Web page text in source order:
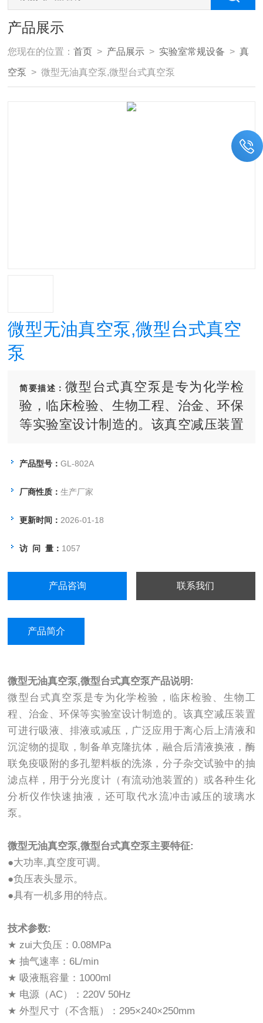
产品展示
您现在的位置：首页 > 产品展示 > 实验室常规设备 >真
空泵 > 微型无油真空泵,微型台式真空泵
微型无油真空泵,微型台式真空
泵
简要描述： 微型台式真空泵是专为化学检
验，临床检验、生物工程、治金、环保
等实验室设计制造的。该真空减压装置
离心后上清液和沉淀物的提取，制备单
吸附的多孔塑料板的洗涤，分子杂交试
验中的抽滤点样，用于分光度计(有流动
液，还可取代水流冲击减压的玻璃水
泵。
产品型号：GL-802A
厂商性质：生产厂家
更新时间： 2026-01-18
访 问 量： 1057
产品咨询 联系我们
产品简介
微型无油真空泵,微型台式真空泵产品说明:
微型台式真空泵是专为化学检验，临床检验、生物工
程、治金、环保等实验室设计制造的。该真空减压装置
可进行吸液、排液或减压，广泛应用于离心后上清液和
沉淀物的提取，制备单克隆抗体，融合后清液换液，酶
联免疫吸附的多孔塑料板的洗涤，分子杂交试验中的抽
滤点样，用于分光度计（有流动池装置的）或各种生化
分析仪作快速抽液，还可取代水流冲击减压的玻璃水
泵。
微型无油真空泵,微型台式真空泵主要特征:
●大功率,真空度可调。
●负压表头显示。
●具有一机多用的特点。
技术参数:
★ zui大负压：0.08MPa
★ 抽气速率：6L/min
★ 吸液瓶容量：1000ml
★ 电源（AC）：220V 50Hz
★ 外型尺寸（不含瓶）：295×240×250mm